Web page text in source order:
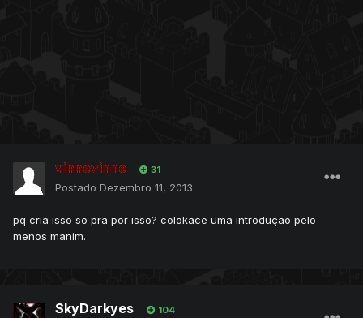
vinnevinne 31
Postado Dezembro 11, 2013
pq cria isso so pra por isso? colokace uma introduçao pelo
menos manim.
SkyDarkyes 104